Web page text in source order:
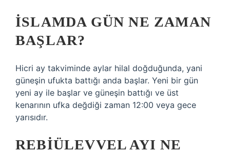
İSLAMDA GÜN NE ZAMAN
BAŞLAR?
Hicri ay takviminde aylar hilal doğduğunda, yani
güneşin ufukta battığı anda başlar. Yeni bir gün
yeni ay ile başlar ve güneşin battığı ve üst
kenarının ufka değdiği zaman 12:00 veya gece
yarısıdır.
REBIÜLEVVEL AYI NE